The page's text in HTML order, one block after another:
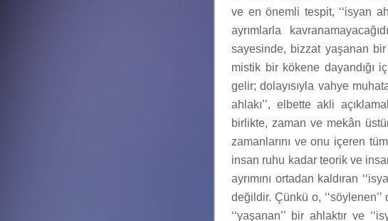
ve en önemli tespit, ‘‘isyan
ayrımlarla
sayesinde, bizzat yaşanan bir
mistik bir kökene dayandığı
gelir; dolayısıyla vahye
ahlakı’’, elbette akli
birlikte, zaman ve mekân
zamanlarını ve onu içeren
insan ruhu kadar teorik ve
ayrımını ortadan kaldıran
değildir. Çünkü o,
‘‘yaşanan’’ bir ahlaktır ve